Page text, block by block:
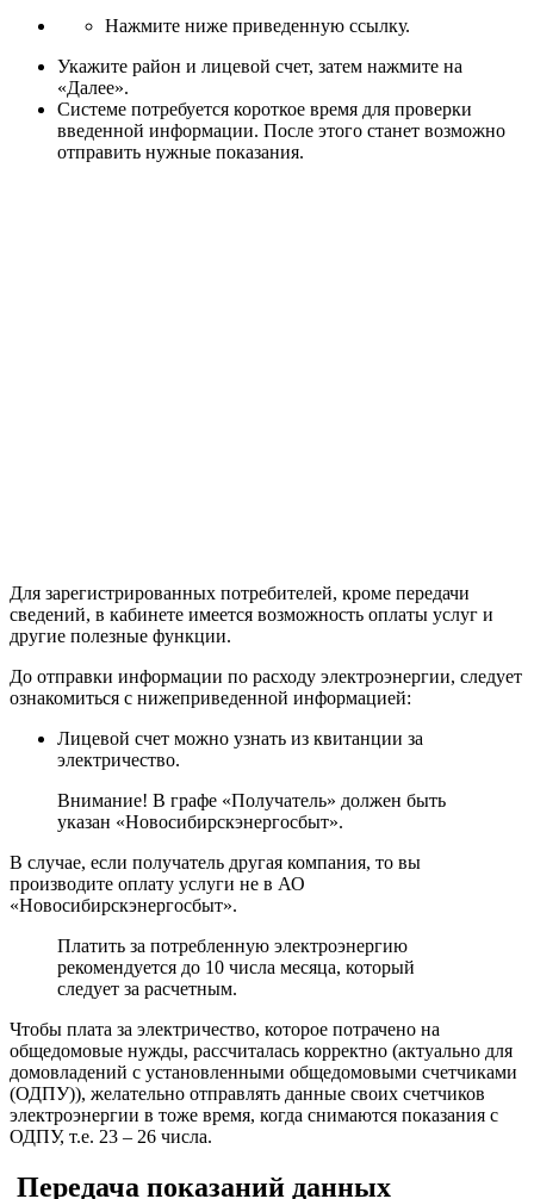
Нажмите ниже приведенную ссылку.
Укажите район и лицевой счет, затем нажмите на
«Далее».
Системе потребуется короткое время для проверки
введенной информации. После этого станет возможно
отправить нужные показания.
Для зарегистрированных потребителей, кроме передачи
сведений, в кабинете имеется возможность оплаты услуг и
другие полезные функции.
До отправки информации по расходу электроэнергии, следует
ознакомиться с нижеприведенной информацией:
Лицевой счет можно узнать из квитанции за
электричество.
Внимание! В графе «Получатель» должен быть
указан «Новосибирскэнергосбыт».
В случае, если получатель другая компания, то вы
производите оплату услуги не в АО
«Новосибирскэнергосбыт».
Платить за потребленную электроэнергию
рекомендуется до 10 числа месяца, который
следует за расчетным.
Чтобы плата за электричество, которое потрачено на
общедомовые нужды, рассчиталась корректно (актуально для
домовладений с установленными общедомовыми счетчиками
(ОДПУ)), желательно отправлять данные своих счетчиков
электроэнергии в тоже время, когда снимаются показания с
ОДПУ, т.е. 23 – 26 числа.
Передача показаний данных